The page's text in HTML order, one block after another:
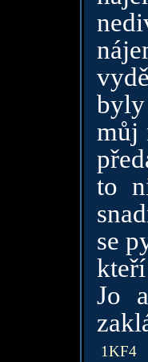
můj
to
se
Jo
1KF4